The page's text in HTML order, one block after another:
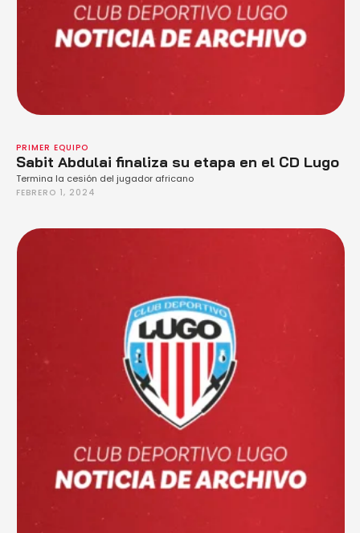
PRIMER EQUIPO
Sabit Abdulai finaliza su etapa en el CD Lugo
Termina la cesión del jugador africano
FEBRERO 1, 2024